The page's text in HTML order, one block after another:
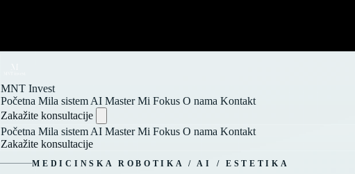
MNT Invest
Početna Mila sistem AI MasterMi Fokus O nama Kontakt
Zakažite konsultacije
Početna Mila sistem AI MasterMi Fokus O nama Kontakt
Zakažite konsultacije
MEDICINSKA ROBOTIKA / AI / ESTETIKA